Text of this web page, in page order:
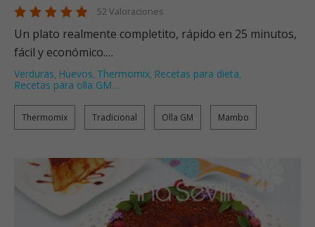
52 Valoraciones
Un plato realmente completito, rápido en 25 minutos,
fácil y económico.…
Verduras, Huevos, Thermomix, Recetas para dieta,
Recetas para olla GM…
Thermomix Tradicional Olla GM Mambo